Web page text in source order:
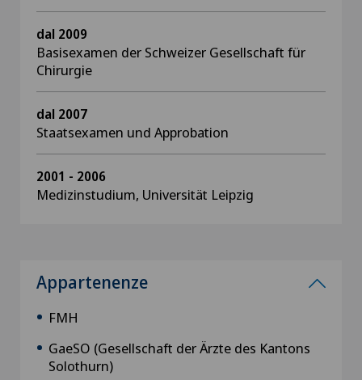
dal 2009
Basisexamen der Schweizer Gesellschaft für
Chirurgie
dal 2007
Staatsexamen und Approbation
2001 - 2006
Medizinstudium, Universität Leipzig
Appartenenze
FMH
GaeSO (Gesellschaft der Ärzte des Kantons
Solothurn)